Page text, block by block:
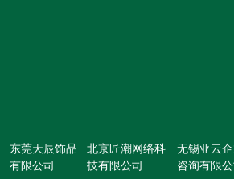
东莞天辰饰品
有限公司
北京匠潮网络科
技有限公司
无锡亚云
咨询有限